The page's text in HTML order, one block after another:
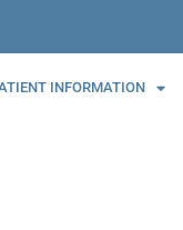
INFORMATION